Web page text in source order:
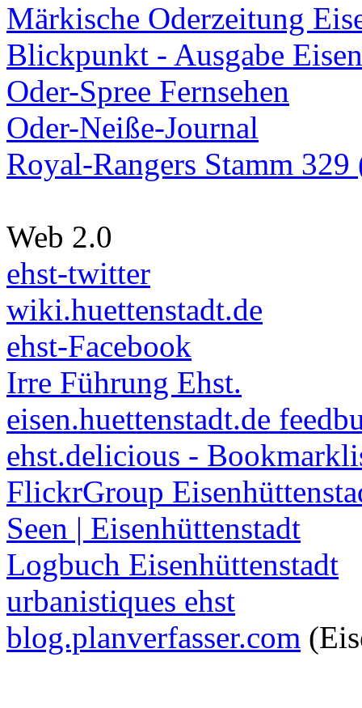
Märkische Oderzeitung
Blickpunkt - Ausgabe
Oder-Spree Fernsehen
Oder-Neiße-Journal
Royal-Rangers Stamm
Web 2.0
ehst-twitter
wiki.huettenstadt.de
ehst-Facebook
Irre Führung Ehst.
eisen.huettenstadt.de
ehst.delicious -
FlickrGroup
Seen | Eisenhüttenstadt
Logbuch Eisenhüttenstadt
urbanistiques ehst
blog.planverfasser.com